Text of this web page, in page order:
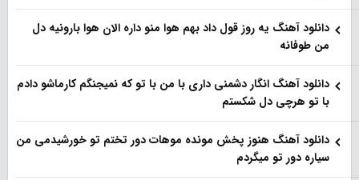
دانلود آهنگ یه روز قول داد بهم هوا منو داره الان هوا بارونیه دل
من طوفانه
دانلود آهنگ انگار دشمنی داری با من با تو که نمیجنگم کارماشو دادم
با تو هرچی دل شکستم
دانلود آهنگ هنوز پخش مونده موهات دور تختم تو خورشیدمی من
سیاره دور تو میگردم